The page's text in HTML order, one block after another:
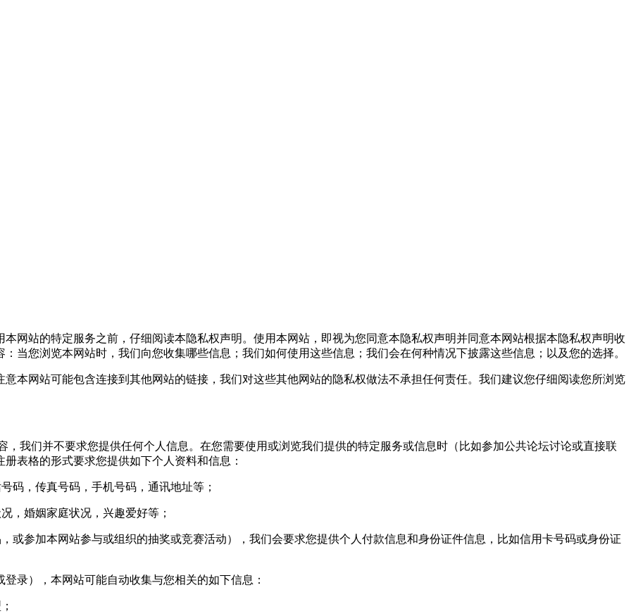
网站的特定服务之前，仔细阅读本隐私权声明。使用本网站，即视为您同意本隐私权声明并同意本网站根据本隐私权声明收
当您浏览本网站时，我们向您收集哪些信息；我们如何使用这些信息；我们会在何种情况下披露这些信息；以及您的选择。
网站可能包含连接到其他网站的链接，我们对这些其他网站的隐私权做法不承担任何责任。我们建议您仔细阅读您所浏览
们并不要求您提供任何个人信息。在您需要使用或浏览我们提供的特定服务或信息时（比如参加公共论坛讨论或直接联
表格的形式要求您提供如下个人资料和信息：
，传真号码，手机号码，通讯地址等；
婚姻家庭状况，兴趣爱好等；
参加本网站参与或组织的抽奖或竞赛活动），我们会要求您提供个人付款信息和身份证件信息，比如信用卡号码或身份证
），本网站可能自动收集与您相关的如下信息：